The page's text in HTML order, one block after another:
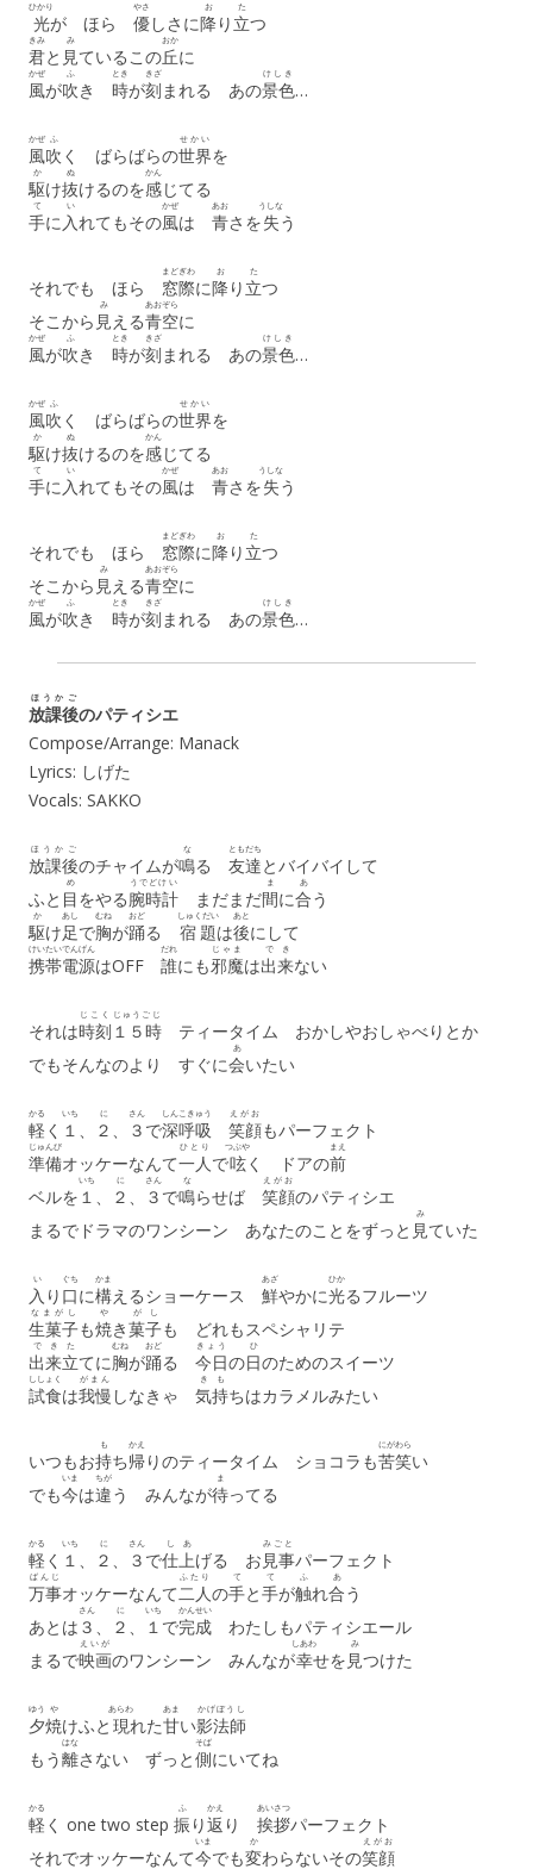
光
ひかり
が ほら 優
やさ
しさに降
お
り 立
た
つ
君
きみ
と 見
み
ているこの丘
おか
に
風
かぜ
が吹
ふ
き 時
とき
が刻
きざ
まれる あの景色
けしき
…
風
かぜ
吹
ふ
く ばらばらの世界
せかい
を
駆
か
け抜
ぬ
けるのを感
かん
じてる
手
て
に入
い
れてもその風
かぜ
は 青
あお
さを失
うしな
う
それでも ほら 窓際
まどぎわ
に降
お
り 立
た
つ
そこから 見
み
える青空
あおぞら
に
風
かぜ
が吹
ふ
き 時
とき
が刻
きざ
まれる あの景色
けしき
…
風
かぜ
吹
ふ
く ばらばらの世界
せかい
を
駆
か
け抜
ぬ
けるのを感
かん
じてる
手
て
に入
い
れてもその風
かぜ
は 青
あお
さを失
うしな
う
それでも ほら 窓際
まどぎわ
に降
お
り 立
た
つ
そこから 見
み
える青空
あおぞら
に
風
かぜ
が吹
ふ
き 時
とき
が刻
きざ
まれる あの景色
けしき
…
放課後
ほうかご
のパティシエ
Compose/Arrange: Manack
Lyrics: しげた
Vocals: SAKKO
放課後
ほうかご
のチャイムが鳴
な
る 友達
ともだち
とバイバイして
ふと 目
め
をやる腕時計
うでどけい
まだまだ間
ま
に合
あ
う
駆
か
け足
あし
で胸
むね
が踊
おど
る 宿題
しゅくだい
は後
あと
にして
携帯
けいたい
電源
でんげん
はOFF 誰
だれ
にも邪魔
じゃま
は出
で
来
き
ない
それは時刻
じこく
１５時
じゅうごじ
ティータイム おかしやおしゃべりとか
でもそんなのより すぐに会
あ
いたい
軽
かる
く １
いち
、 ２
に
、 ３
さん
で深呼吸
しんこきゅう
笑顔
えがお
もパーフェクト
準備
じゅんび
オッケーなんて一人
ひとり
で呟
つぶや
く ドアの前
まえ
ベルを １
いち
、 ２
に
、 ３
さん
で鳴
な
らせば 笑顔
えがお
のパティシエ
まるでドラマのワンシーン あなたのことをずっと 見
み
ていた
入
い
り 口
ぐち
に構
かま
えるショーケース 鮮
あざ
やかに光
ひか
るフルーツ
生菓子
なまがし
も焼
や
き菓子
がし
も どれもスペシャリテ
出
で
来
き
立
た
てに胸
むね
が踊
おど
る 今日
きょう
の日
ひ
のためのスイーツ
試食
ししょく
は我慢
がまん
しなきゃ 気
き
持
も
ちはカラメルみたい
いつもお持
も
ち帰
かえ
りのティータイム ショコラも苦
にが
笑
わら
い
でも今
いま
は違
ちが
う みんなが待
ま
ってる
軽
かる
く １
いち
、 ２
に
、 ３
さん
で仕
し
上
あ
げる お 見事
みごと
パーフェクト
万事
ばんじ
オッケーなんて二人
ふたり
の手
て
と手
て
が触
ふ
れ合
あ
う
あとは ３
さん
、 ２
に
、 １
いち
で完成
かんせい
わたしもパティシエール
まるで映画
えいが
のワンシーン みんなが幸
しあわ
せを 見
み
つけた
夕
ゆう
焼
や
けふと 現
あらわ
れた甘
あま
い影法師
かげぼうし
もう離
はな
さない ずっと側
そば
にいてね
軽
かる
く one two step 振
ふ
り返
かえ
り 挨拶
あいさつ
パーフェクト
それでオッケーなんて今
いま
でも変
か
わらないその笑顔
えがお